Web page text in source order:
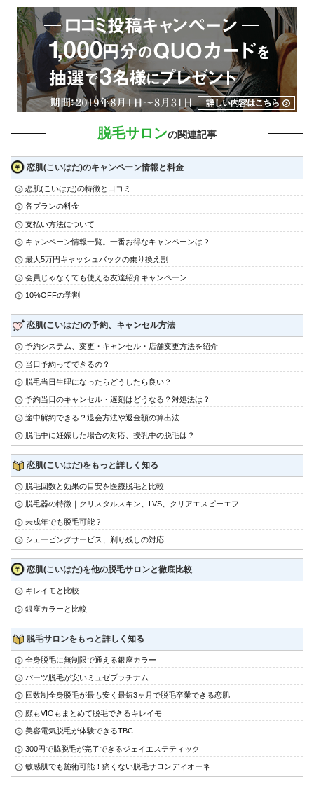
脱毛サロンの関連記事
恋肌(こいはだ)のキャンペーン情報と料金
恋肌(こいはだ)の特徴と口コミ
各プランの料金
支払い方法について
キャンペーン情報一覧。一番お得なキャンペーンは？
最大5万円キャッシュバックの乗り換え割
会員じゃなくても使える友達紹介キャンペーン
10%OFFの学割
恋肌(こいはだ)の予約、キャンセル方法
予約システム、変更・キャンセル・店舗変更方法を紹介
当日予約ってできるの？
脱毛当日生理になったらどうしたら良い？
予約当日のキャンセル・遅刻はどうなる？対処法は？
途中解約できる？退会方法や返金額の算出法
脱毛中に妊娠した場合の対応、授乳中の脱毛は？
恋肌(こいはだ)をもっと詳しく知る
脱毛回数と効果の目安を医療脱毛と比較
脱毛器の特徴｜クリスタルスキン、LVS、クリアエスピーエフ
未成年でも脱毛可能？
シェービングサービス、剃り残しの対応
恋肌(こいはだ)を他の脱毛サロンと徹底比較
キレイモと比較
銀座カラーと比較
脱毛サロンをもっと詳しく知る
全身脱毛に無制限で通える銀座カラー
パーツ脱毛が安いミュゼプラチナム
回数制全身脱毛が最も安く最短3ヶ月で脱毛卒業できる恋肌
顔もVIOもまとめて脱毛できるキレイモ
美容電気脱毛が体験できるTBC
300円で脇脱毛が完了できるジェイエステティック
敏感肌でも施術可能！痛くない脱毛サロンディオーネ